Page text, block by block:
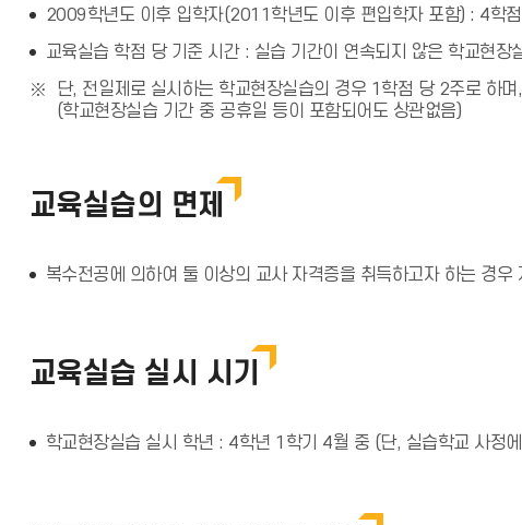
2009학년도 이후 입학자(2011학년도 이후 편입학자 포함) : 4학
교육실습 학점 당 기준 시간 : 실습 기간이 연속되지 않은 학교현
단, 전일제로 실시하는 학교현장실습의 경우 1학점 당 2주로 하
(학교현장실습 기간 중 공휴일 등이 포함되어도 상관없음)
교육실습의 면제
복수전공에 의하여 둘 이상의 교사 자격증을 취득하고자 하는 경
교육실습 실시 시기
학교현장실습 실시 학년 : 4학년 1학기 4월 중 (단, 실습학교 사정